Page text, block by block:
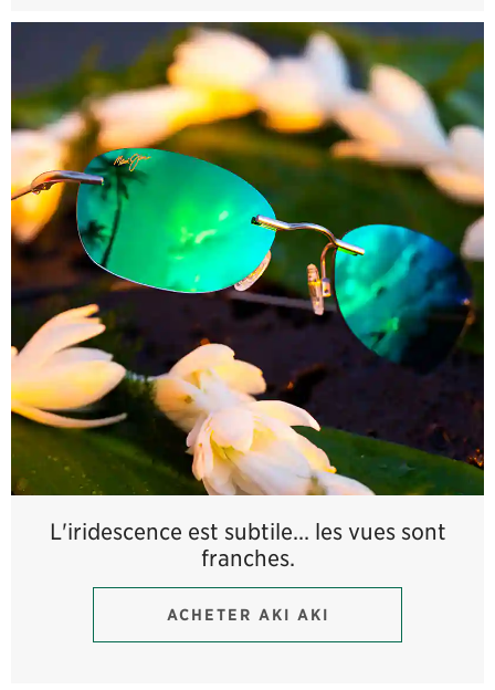
L'iridescence est subtile... les vues sont
franches.
ACHETER AKI AKI